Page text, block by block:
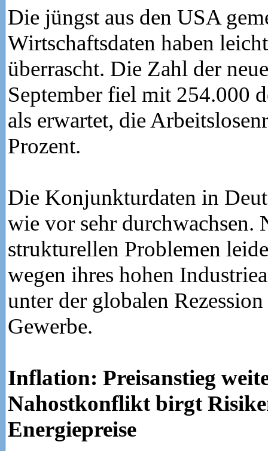
Die jüngst aus den USA
Wirtschaftsdaten haben
überrascht. Die Zahl der
September fiel mit 254.000
als erwartet, die
Prozent.
Die Konjunkturdaten in
wie vor sehr durchwachsen.
strukturellen Problemen
wegen ihres hohen
unter der globalen
Gewerbe.
Inflation: Preisanstieg
Nahostkonflikt birgt
Energiepreise